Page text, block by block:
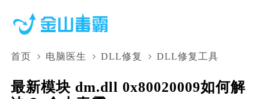
首页 电脑医生 DLL修复 DLL修复工具
最新模块 dm.dll 0x80020009如何解